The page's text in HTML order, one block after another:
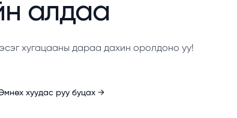
алдаа
хугацааны дараа дахин оролдоно уу!
хуудас руу буцах →